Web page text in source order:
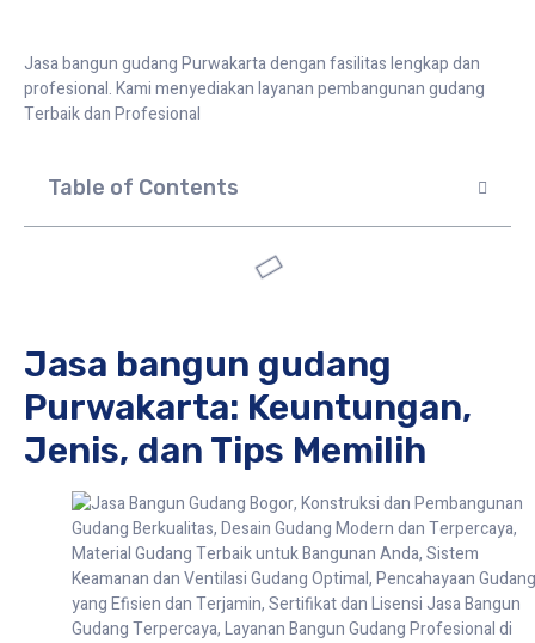
Jasa bangun gudang Purwakarta dengan fasilitas lengkap dan
profesional. Kami menyediakan layanan pembangunan gudang
Terbaik dan Profesional
Table of Contents
Jasa bangun gudang
Purwakarta: Keuntungan,
Jenis, dan Tips Memilih